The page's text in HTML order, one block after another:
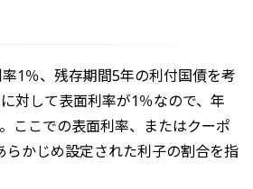
1％、残存期間5年の利付国債を考
対して表面利率が1％なので、年
ここでの表面利率、またはクーポ
らかじめ設定された利子の割合を指